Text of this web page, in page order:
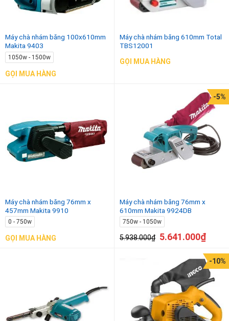
Máy chà nhám băng 100x610mm
Makita 9403
1050w - 1500w
GỌI MUA HÀNG
Máy chà nhám băng 610mm Total
TBS12001
GỌI MUA HÀNG
Máy chà nhám băng 76mm x
457mm Makita 9910
0 - 750w
GỌI MUA HÀNG
Máy chà nhám băng 76mm x
610mm Makita 9924DB
750w - 1050w
5.938.000₫
-5%
5.641.000₫
-10%